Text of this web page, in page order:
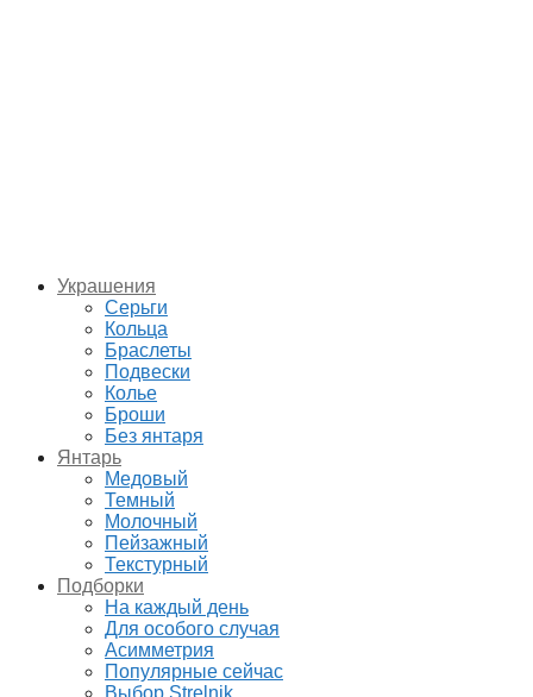
Украшения
Серьги
Кольца
Браслеты
Подвески
Колье
Броши
Без янтаря
Янтарь
Медовый
Темный
Молочный
Пейзажный
Текстурный
Подборки
На каждый день
Для особого случая
Асимметрия
Популярные сейчас
Выбор Strelnik